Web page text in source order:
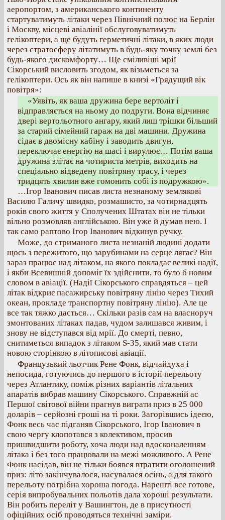
аеропортом, з американського континенту
стартуватимуть літаки через Північний полюс на Берлін
і Москву, місцеві авіалінії обслуговуватимуть
гелікоптери, а ще будуть герметичні літаки, в яких люди
через стратосферу літатимуть в будь-яку точку землі без
будь-якого дискомфорту… Ще сміливіші мрії
Сікорський висловить згодом, як візьметься за
гелікоптери. Ось як він напише в книзі «Грядущий вік
повітря»:
«Уявіть, як ваша дружина бере вертоліт і
відправляється на ньому до подруги. Вона відчиняє
двері вертольотного ангару, який лиш трішки більший
за старий сімейний гараж на дві машини. Дружина
сідає в двомісну кабіну і заводить двигун,
переключає енергію на шасі і вирулює… Потім ваша
дружина злітає на чотириста метрів, виходить на
спеціально відведену повітряну трасу, і через
тридцять хвилин вже гомонить собі із подружкою».
…Ігор Іванович писав листа незнаному землякові
Василю Галичу швидко, розмашисто, за чотирнадцять
років свого життя у Сполучених Штатах він не тільки
вільно розмовляв англійською. Він уже й думав нею. І
так само раптово Ігор Іванович відкинув ручку.
Може, до стриманого листа незнаній людині додати
щось з пережитого, що зарубинами на серце лягає? Він
зараз працює над літаком, на якого покладає великі надії,
і якби Всевишній допоміг їх здійснити, то було б новим
словом в авіації. (Надії Сікорського справдяться – цей
літак відкриє пасажирську повітряну лінію через Тихий
океан, прокладе транспортну повітряну лінію). Але це
все так тяжко дасться… Скільки разів сам на власноруч
змонтованих літаках падав, чудом залишався живим, і
знову не відступався від мрії. До смерті, певно,
снитиметься випадок з літаком S-35, який мав стати
новою сторінкою в літописові авіації.
Французький льотчик Рене Фонк, відчайдуха і
непосида, готуючись до першого в історії перельоту
через Атлантику, поміж різних варіантів літальних
апаратів вибрав машину Сікорського. Справжній ас
Першої світової війни прагнув виграти приз в 25 000
доларів – серйозні гроші на ті роки. Загорівшись ідеєю,
Фонк весь час підганяв Сікорського, Ігор Іванович в
свою чергу клопотався з колективом, просив
пришвидшити роботу, хоча люди над вдосконаленням
літака і без того працювали на межі можливого. А Рене
Фонк насідав, він не тільки боявся втратити оголошений
приз: літо закінчувалося, насувалася осінь, а для такого
перельоту потрібна хороша погода. Нарешті все готове,
серія випробувальних польотів дала хороші результати.
Він робить переліт у Вашингтон, де в присутності
офіційних осіб проводяться технічні заміри.